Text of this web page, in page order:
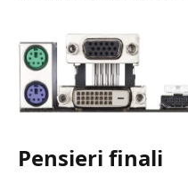
Pensieri finali